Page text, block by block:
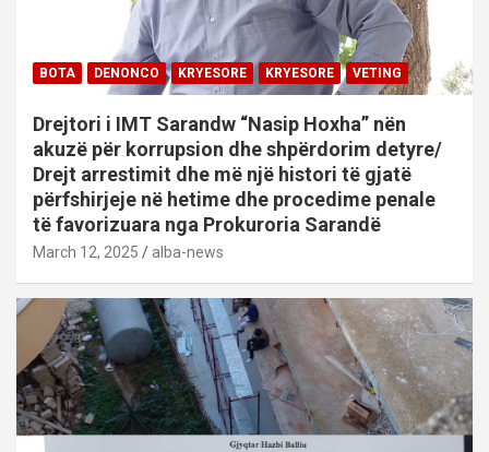
BOTA DENONCO KRYESORE KRYESORE VETING
Drejtori i IMT Sarandw “Nasip Hoxha” nën
akuzë për korrupsion dhe shpërdorim detyre/
Drejt arrestimit dhe më një histori të gjatë
përfshirjeje në hetime dhe procedime penale
të favorizuara nga Prokuroria Sarandë
March 12, 2025 alba-news